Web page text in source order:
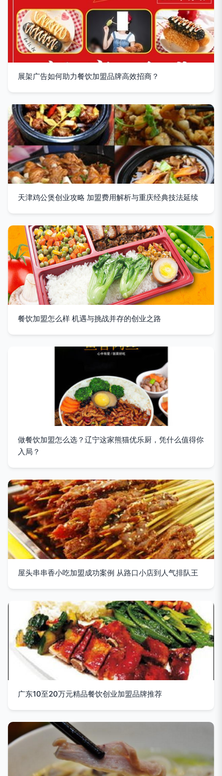
展架广告如何助力餐饮加盟品牌高效招商？
天津鸡公煲创业攻略 加盟费用解析与重庆经典技法延续
餐饮加盟怎么样 机遇与挑战并存的创业之路
做餐饮加盟怎么选？辽宁这家熊猫优乐厨，凭什么值得你
入局？
屋头串串香小吃加盟成功案例 从路口小店到人气排队王
广东10至20万元精品餐饮创业加盟品牌推荐